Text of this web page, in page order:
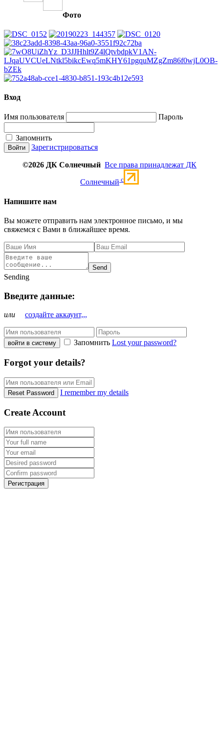
Фото
Вход
Имя пользователя Пароль
Запомнить
Зарегистрироваться
©2026 ДК Солнечный Все права принадлежат ДК
Солнечный c
Напишите нам
Вы можете отправить нам электронное письмо, и мы
свяжемся с Вами в ближайшее время.
Send
Sending
Введите данные:
или создайте аккаунт,,,
войти в систему Запомнить Lost your password?
Forgot your details?
Reset Password I remember my details
Create Account
Регистрация